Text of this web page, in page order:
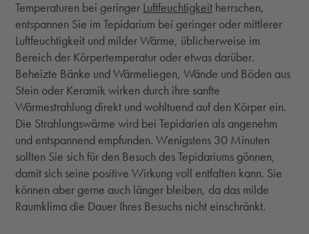
Temperaturen bei geringer Luftfeuchtigkeit herrschen,
entspannen Sie im Tepidarium bei geringer oder mittlerer
Luftfeuchtigkeit und milder Wärme, üblicherweise im
Bereich der Körpertemperatur oder etwas darüber.
Beheizte Bänke und Wärmeliegen, Wände und Böden aus
Stein oder Keramik wirken durch ihre sanfte
Wärmestrahlung direkt und wohltuend auf den Körper ein.
Die Strahlungswärme wird bei Tepidarien als angenehm
und entspannend empfunden. Wenigstens 30 Minuten
sollten Sie sich für den Besuch des Tepidariums gönnen,
damit sich seine positive Wirkung voll entfalten kann. Sie
können aber gerne auch länger bleiben, da das milde
Raumklima die Dauer Ihres Besuchs nicht einschränkt.